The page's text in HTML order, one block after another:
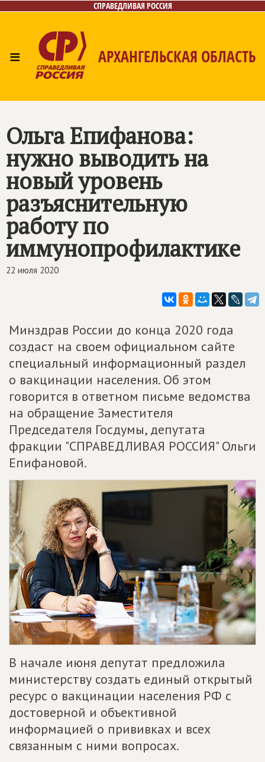
СПРАВЕДЛИВАЯ РОССИЯ
≡ АРХАНГЕЛЬСКАЯ ОБЛАСТЬ
Контакты
Ольга Епифанова:
нужно выводить на
новый уровень
разъяснительную
работу по
иммунопрофилактике
22 июля 2020
Минздрав России до конца 2020 года
создаст на своем официальном сайте
специальный информационный раздел
о вакцинации населения. Об этом
говорится в ответном письме ведомства
на обращение Заместителя
Председателя Госдумы, депутата
фракции "СПРАВЕДЛИВАЯ РОССИЯ" Ольги
Епифановой.
В начале июня депутат предложила
министерству создать единый открытый
ресурс о вакцинации населения РФ с
достоверной и объективной
информацией о прививках и всех
связанным с ними вопросах.